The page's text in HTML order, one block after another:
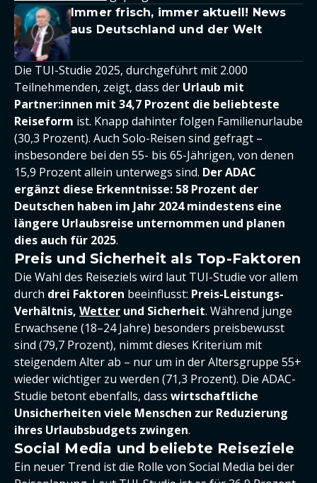
Immer frisch, immer aktuell! News
aus Deutschland und der Welt
Die TUI-Studie 2025, durchgeführt mit 2.000
Teilnehmenden, zeigt, dass der Urlaub mit
Partner:innen mit 34,7 Prozent die beliebteste
Reiseform ist. Knapp dahinter folgen Familienurlaube
(30,3 Prozent). Auch Solo-Reisen sind gefragt –
insbesondere bei den 55- bis 65-Jährigen, von denen
15,9 Prozent allein unterwegs sind. Der ADAC
ergänzt diese Erkenntnisse: 58 Prozent der
Deutschen haben im Jahr 2024 mindestens eine
längere Urlaubsreise unternommen und planen
dies auch für 2025.
Preis und Sicherheit als Top-Faktoren
Die Wahl des Reiseziels wird laut TUI-Studie vor allem
durch drei Faktoren beeinflusst: Preis-Leistungs-
Verhältnis, Wetter und Sicherheit. Während junge
Erwachsene (18–24 Jahre) besonders preisbewusst
sind (79,7 Prozent), nimmt dieses Kriterium mit
steigendem Alter ab – nur um in der Altersgruppe 55+
wieder wichtiger zu werden (71,3 Prozent). Die ADAC-
Studie betont ebenfalls, dass wirtschaftliche
Unsicherheiten viele Menschen zur Reduzierung
ihres Urlaubsbudgets zwingen.
Social Media und beliebte Reiseziele
Ein neuer Trend ist die Rolle von Social Media bei der